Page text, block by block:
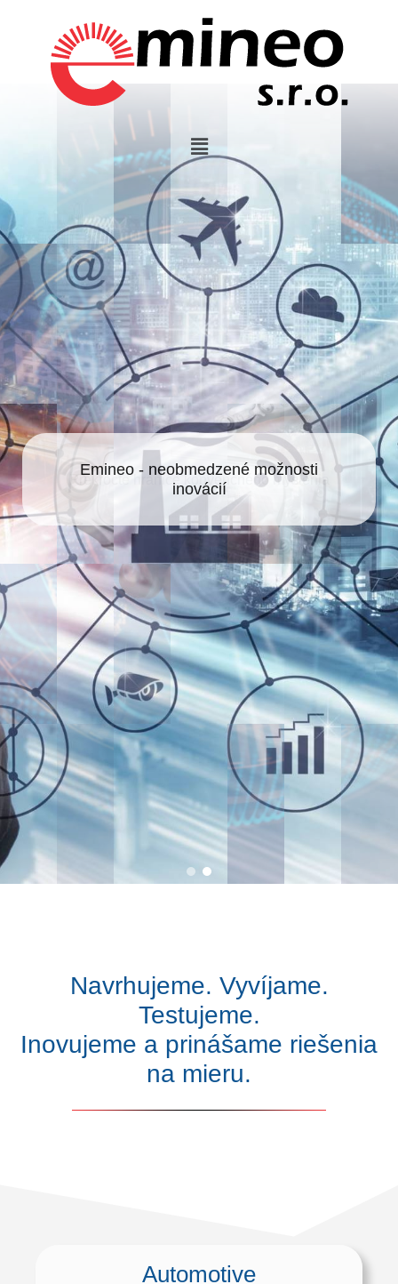
Emineo - neobmedzené možnosti
inovácií
Navrhujeme. Vyvíjame.
Testujeme.
Inovujeme a prinášame riešenia
na mieru.
Automotive